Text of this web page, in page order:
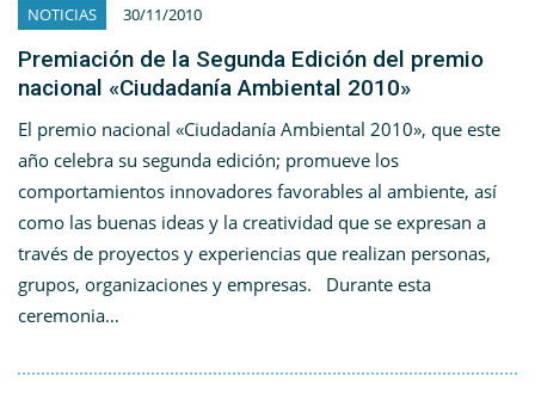
NOTICIAS 30/11/2010
Premiación de la Segunda Edición del premio
nacional «Ciudadanía Ambiental 2010»
El premio nacional «Ciudadanía Ambiental 2010», que este
año celebra su segunda edición; promueve los
comportamientos innovadores favorables al ambiente, así
como las buenas ideas y la creatividad que se expresan a
través de proyectos y experiencias que realizan personas,
grupos, organizaciones y empresas. Durante esta
ceremonia…